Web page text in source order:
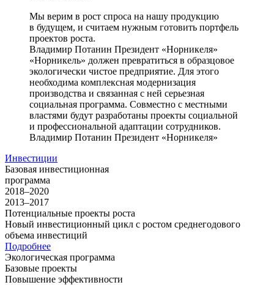
Мы верим в рост спроса на нашу продукцию
в будущем, и считаем нужным готовить портфель
проектов роста.
Владимир Потанин Президент «Норникеля»
«Норникель» должен превратиться в образцовое
экологически чистое предприятие. Для этого
необходима комплексная модернизация
производства и связанная с ней серьезная
социальная программа. Совместно с местными
властями будут разработаны проекты социальной
и профессиональной адаптации сотрудников.
Владимир Потанин Президент «Норникеля»
Инвестиции
Базовая инвестиционная
программа
2018–2020
2013–2017
Потенциальные проекты роста
Новый инвестиционный цикл с ростом среднегодового
объема инвестиций
Подробнее
Экологическая программа
Базовые проекты
Повышение эффективности